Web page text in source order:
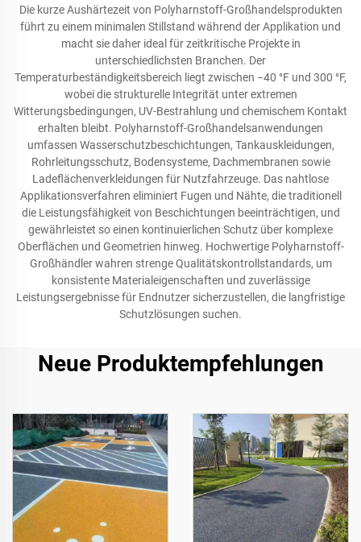
Die kurze Aushärtezeit von Polyharnstoff-Großhandelsprodukten
führt zu einem minimalen Stillstand während der Applikation und
macht sie daher ideal für zeitkritische Projekte in
unterschiedlichsten Branchen. Der
Temperaturbeständigkeitsbereich liegt zwischen −40 °F und 300 °F,
wobei die strukturelle Integrität unter extremen
Witterungsbedingungen, UV-Bestrahlung und chemischem Kontakt
erhalten bleibt. Polyharnstoff-Großhandelsanwendungen
umfassen Wasserschutzbeschichtungen, Tankauskleidungen,
Rohrleitungsschutz, Bodensysteme, Dachmembranen sowie
Ladeflächenverkleidungen für Nutzfahrzeuge. Das nahtlose
Applikationsverfahren eliminiert Fugen und Nähte, die traditionell
die Leistungsfähigkeit von Beschichtungen beeinträchtigen, und
gewährleistet so einen kontinuierlichen Schutz über komplexe
Oberflächen und Geometrien hinweg. Hochwertige Polyharnstoff-
Großhändler wahren strenge Qualitätskontrollstandards, um
konsistente Materialeigenschaften und zuverlässige
Leistungsergebnisse für Endnutzer sicherzustellen, die langfristige
Schutzlösungen suchen.
Neue Produktempfehlungen